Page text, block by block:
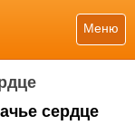
Меню
сердце